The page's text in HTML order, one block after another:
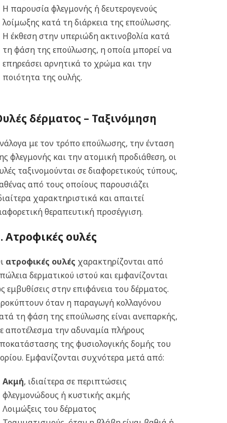
Η παρουσία φλεγμονής ή δευτερογενούς
λοίμωξης κατά τη διάρκεια της επούλωσης.
Η έκθεση στην υπεριώδη ακτινοβολία κατά
τη φάση της επούλωσης, η οποία μπορεί να
επηρεάσει αρνητικά το χρώμα και την
ποιότητα της ουλής.
δέρματος – Ταξινόμηση
με τον τρόπο επούλωσης, την ένταση
φλεγμονής και την ατομική προδιάθεση, οι
ταξινομούνται σε διαφορετικούς τύπους,
από τους οποίους παρουσιάζει
χαρακτηριστικά και απαιτεί
θεραπευτική προσέγγιση.
Ατροφικές ουλές
ατροφικές ουλές χαρακτηρίζονται από
δερματικού ιστού και εμφανίζονται
εμβυθίσεις στην επιφάνεια του δέρματος.
όταν η παραγωγή κολλαγόνου
τη φάση της επούλωσης είναι ανεπαρκής,
αποτέλεσμα την αδυναμία πλήρους
της φυσιολογικής δομής του
Εμφανίζονται συχνότερα μετά από:
Ακμή, ιδιαίτερα σε περιπτώσεις
φλεγμονώδους ή κυστικής ακμής
Λοιμώξεις του δέρματος